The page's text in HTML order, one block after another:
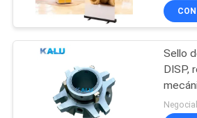
PIDA
UNARecintos de
aluminio
Sello
DISP,
DISP